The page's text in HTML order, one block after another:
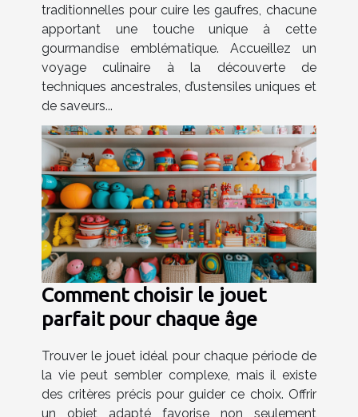
traditionnelles pour cuire les gaufres, chacune
apportant une touche unique à cette
gourmandise emblématique. Accueillez un
voyage culinaire à la découverte de
techniques ancestrales, d’ustensiles uniques et
de saveurs...
Comment choisir le jouet
parfait pour chaque âge
Trouver le jouet idéal pour chaque période de
la vie peut sembler complexe, mais il existe
des critères précis pour guider ce choix. Offrir
un objet adapté favorise non seulement